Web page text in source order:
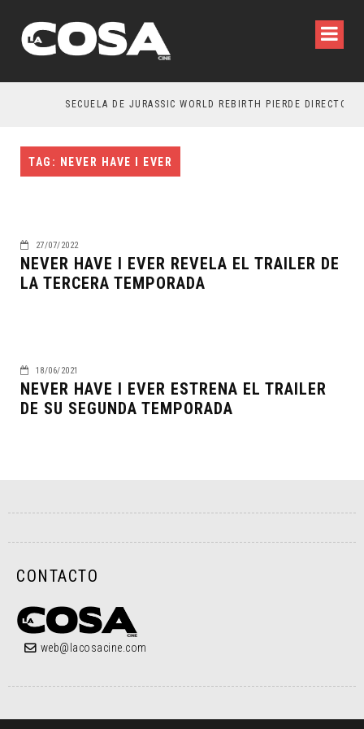
SECUELA DE JURASSIC WORLD REBIRTH PIERDE DIRECTOR
TAG: NEVER HAVE I EVER
27/07/2022
NEVER HAVE I EVER REVELA EL TRAILER DE
LA TERCERA TEMPORADA
18/06/2021
NEVER HAVE I EVER ESTRENA EL TRAILER
DE SU SEGUNDA TEMPORADA
CONTACTO
web@lacosacine.com